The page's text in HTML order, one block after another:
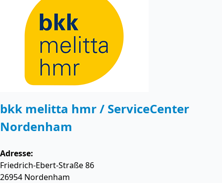
bkk melitta hmr / ServiceCenter
Nordenham
Adresse:
Friedrich-Ebert-Straße 86
26954 Nordenham